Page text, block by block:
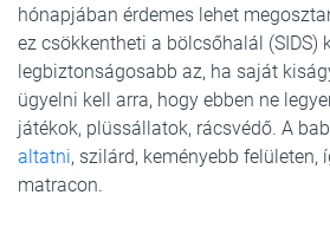
hónapjában érdemes lehet
ez csökkentheti a bölcsőhalál (SIDS)
legbiztonságosabb az, ha saját
ügyelni kell arra, hogy ebben ne
játékok, plüssállatok, rácsvédő. A
altatni, szilárd, keményebb felületen,
matracon.